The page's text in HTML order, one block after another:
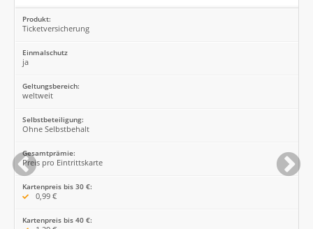
Produkt:
Ticketversicherung
Einmalschutz
ja
Geltungsbereich:
weltweit
Selbstbeteiligung:
Ohne Selbstbehalt
Gesamtprämie:
Preis pro Eintrittskarte
Kartenpreis bis 30 €:
0,99 €
Kartenpreis bis 40 €: